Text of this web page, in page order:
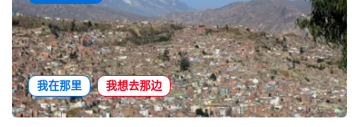
我在那里 我想去那边